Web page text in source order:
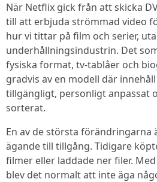
När Netflix gick från att skicka
till att erbjuda strömmad video
hur vi tittar på film och serier,
underhållningsindustrin. Det
fysiska format, tv-tablåer och
gradvis av en modell där
tillgängligt, personligt anpassat
sorterat.
En av de största förändringarna
ägande till tillgång. Tidigare
filmer eller laddade ner filer.
blev det normalt att inte äga